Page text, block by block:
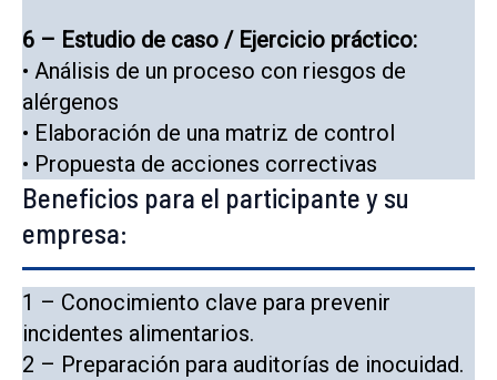
6 – Estudio de caso / Ejercicio práctico:
• Análisis de un proceso con riesgos de
alérgenos
• Elaboración de una matriz de control
• Propuesta de acciones correctivas
Beneficios para el participante y su
empresa:
1 – Conocimiento clave para prevenir
incidentes alimentarios.
2 – Preparación para auditorías de inocuidad.